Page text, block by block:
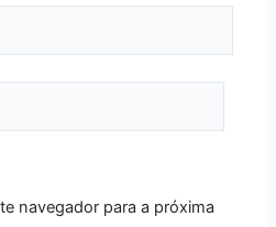
navegador para a próxima